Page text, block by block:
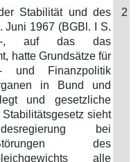
Stabilität und des
Juni 1967 (BGBl. I S.
-, auf das das
hatte Grundsätze für
und Finanzpolitik
in Bund und
und gesetzliche
sieht
bei
des
alle
2